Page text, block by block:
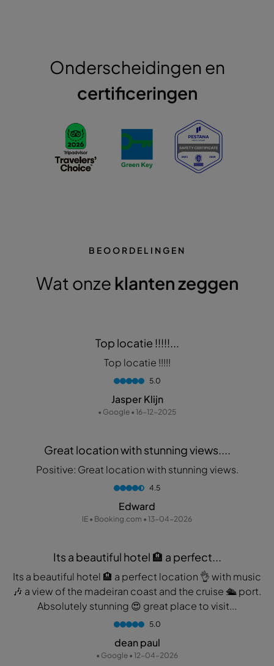
Onderscheidingen en
certificeringen
BEOORDELINGEN
Wat onze klanten zeggen
Top locatie !!!!!...
Top locatie !!!!!
5.0
Jasper Klijn
• Google • 16-12-2025
Great location with stunning views....
Positive: Great location with stunning views.
4.5
Edward
IE • Booking.com • 13-04-2026
Its a beautiful hotel 🏨 a perfect...
Its a beautiful hotel 🏨 a perfect location 👌 with music
🎶 a view of the madeiran coast and the cruise 🛳 port.
Absolutely stunning 😍 great place to visit...
5.0
dean paul
• Google • 12-04-2026